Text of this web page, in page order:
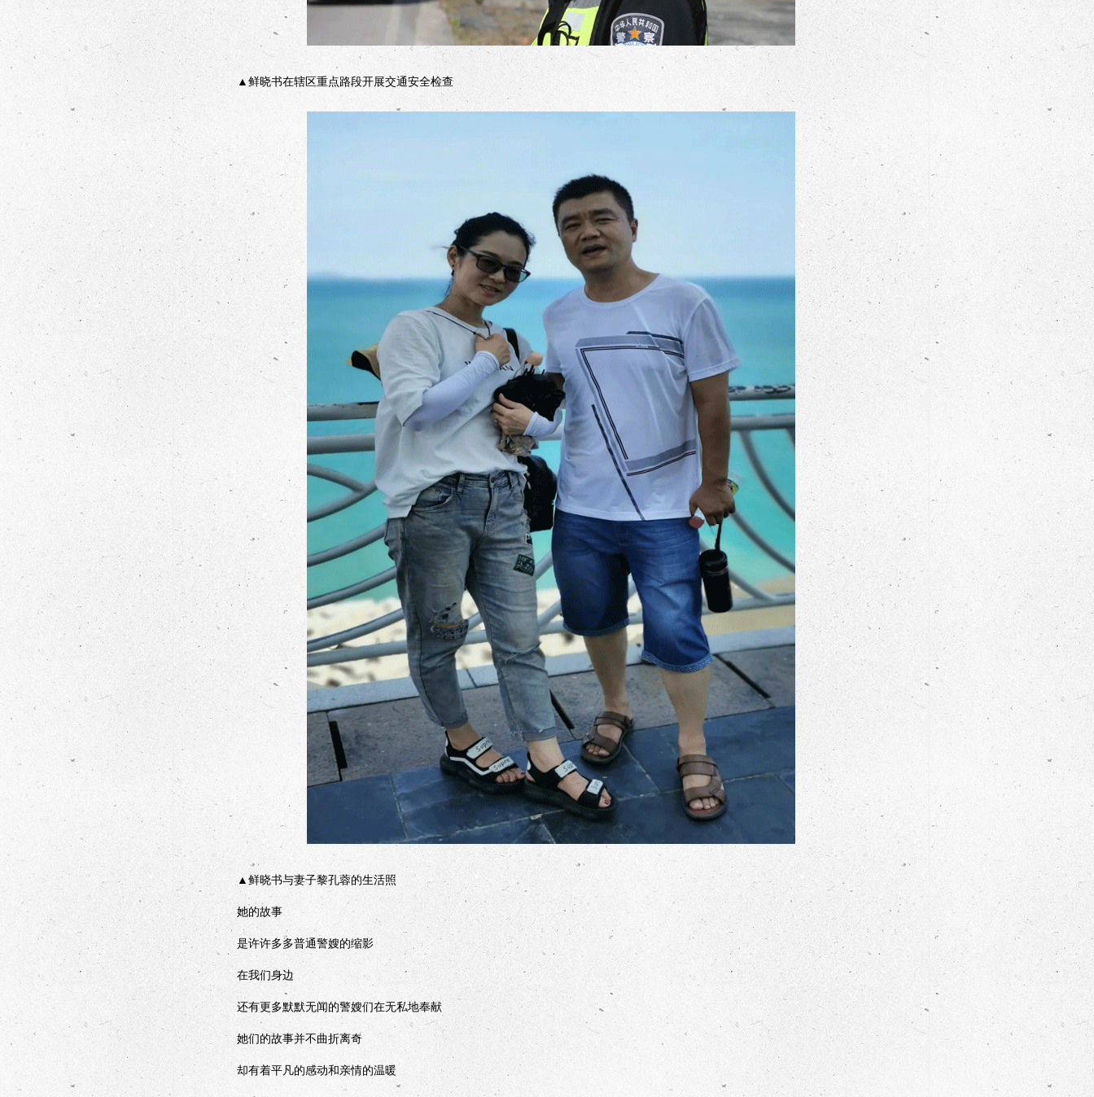
▲鲜晓书在辖区重点路段开展交通安全检查
▲鲜晓书与妻子黎孔蓉的生活照
她的故事
是许许多多普通警嫂的缩影
在我们身边
还有更多默默无闻的警嫂们在无私地奉献
她们的故事并不曲折离奇
却有着平凡的感动和亲情的温暖